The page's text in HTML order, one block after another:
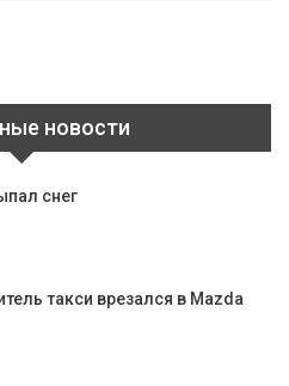
новости
снег
такси врезался в Mazda